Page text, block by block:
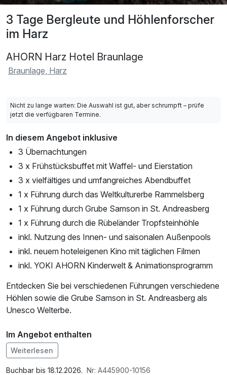
3 Tage Bergleute und Höhlenforscher
im Harz
AHORN Harz Hotel Braunlage
Braunlage, Harz
Nicht zu lange warten: Die Auswahl ist gut, aber schrumpft – prüfe
jetzt die verfügbaren Termine.
In diesem Angebot inklusive
3 Übernachtungen
3 x Frühstücksbuffet mit Waffel- und Eierstation
3 x vielfältiges und umfangreiches Abendbuffet
1 x Führung durch das Weltkulturerbe Rammelsberg
1 x Führung durch Grube Samson in St. Andreasberg
1 x Führung durch die Rübeländer Tropfsteinhöhle
inkl. Nutzung des Innen- und saisonalen Außenpools
inkl. neuem hoteleigenen Kino mit täglichen Filmen
inkl. YOKI AHORN Kinderwelt & Animationsprogramm
Entdecken Sie bei verschiedenen Führungen verschiedene
Höhlen sowie die Grube Samson in St. Andreasberg als
Unesco Welterbe.
Im Angebot enthalten
Nutzung des Fitnessbereichs, W-LAN Nutzung /
Internetnutzung
Weiterlesen
Buchbar bis 18.12.2026. Nr: A445900-10156